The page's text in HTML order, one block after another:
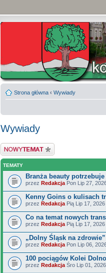
Strona główna ‹ Wywiady
Wywiady
Wyślij nowy temat
TEMATY
Branża beauty
przez Redakcja Pon Lip 27,
Kenny Goins o kulisach
przez Redakcja Pią Lip 17,
Co na temat nowych
przez Redakcja Pią Lip 17,
„Dolny Śląsk na
przez Redakcja Pon Lip 06,
100 pociągów Kolei
przez Redakcja Śro Lip 01,